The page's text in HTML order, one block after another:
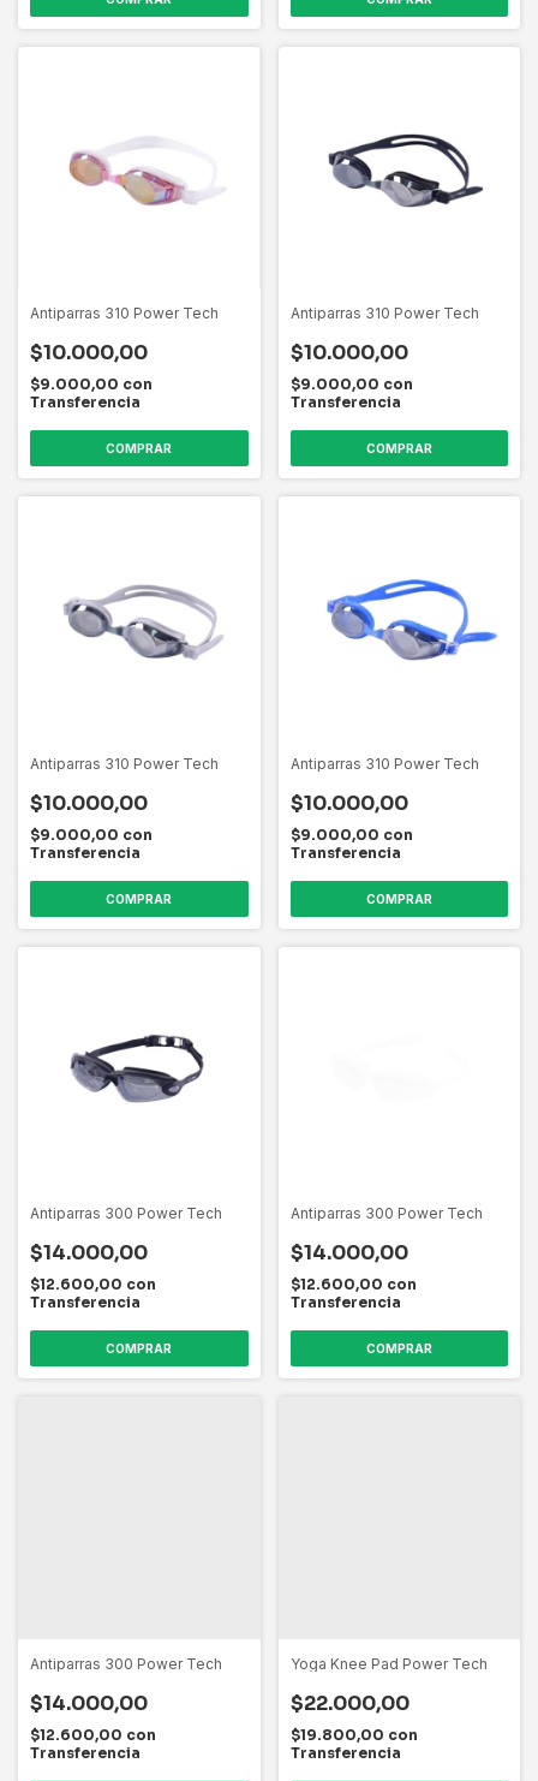
Antiparras 310 Power Tech
$10.000,00
$9.000,00 con
Transferencia
Antiparras 310 Power Tech
$10.000,00
$9.000,00 con
Transferencia
Antiparras 310 Power Tech
$10.000,00
$9.000,00 con
Transferencia
Antiparras 310 Power Tech
$10.000,00
$9.000,00 con
Transferencia
Antiparras 300 Power Tech
$14.000,00
$12.600,00 con
Transferencia
Antiparras 300 Power Tech
$14.000,00
$12.600,00 con
Transferencia
Antiparras 300 Power Tech
$14.000,00
$12.600,00 con
Transferencia
Yoga Knee Pad Power Tech
$22.000,00
$19.800,00 con
Transferencia